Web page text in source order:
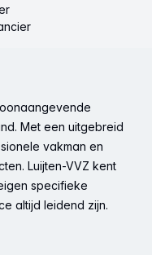
Met een uitgebreid
vakman en
Luijten-VVZ kent
specifieke
altijd leidend zijn.